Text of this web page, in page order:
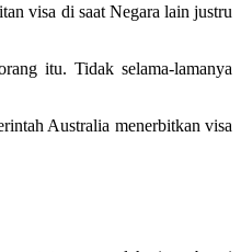
visa di saat Negara lain justru
itu. Tidak selama-lamanya
Australia menerbitkan visa